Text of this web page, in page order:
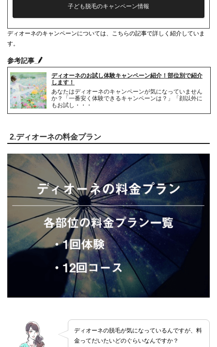
子ども脱毛のキャンペーン情報
ディオーネのキャンペーンについては、こちらの記事で詳しく紹介していま
す。
参考記事
ディオーネのお試し体験キャンペーン紹介！部位別で紹介
します！
あなたはディオーネのキャンペーンが気になっていません
か？「一番安く体験できるキャンペーンは？」「顔以外に
もお試し・・・
2.ディオーネの料金プラン
ディオーネの脱毛が気になっているんですが、料
金ってだいたいどのぐらいなんですか？